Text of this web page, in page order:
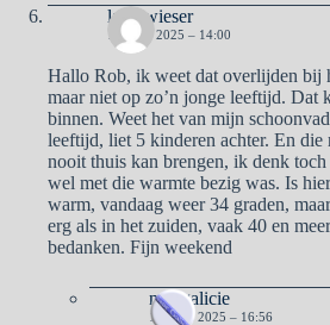
lady wieser
12 JULI 2025 – 14:00
Hallo Rob, ik weet dat overlijden bij
maar niet op zo’n jonge leeftijd. Dat
binnen. Weet het van mijn
leeftijd, liet 5 kinderen achter. En die
nooit thuis kan brengen, ik denk
wel met die warmte bezig was. Is
warm, vandaag weer 34 graden,
erg als in het zuiden, vaak 40 en
bedanken. Fijn weekend
naargalicie
16 JULI 2025 – 16:56